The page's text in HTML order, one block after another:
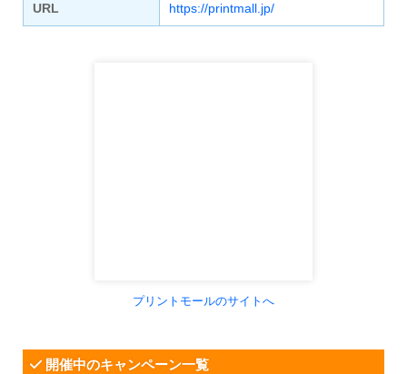
プリントモールのサイトへ
URL https://printmall.jp/
開催中のキャンペーン一覧